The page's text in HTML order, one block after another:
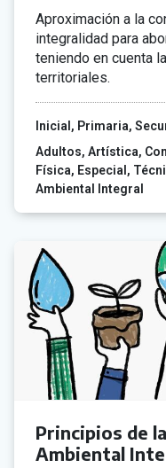
Aproximación a la
integralidad para
teniendo en cuenta
territoriales.
Inicial Primaria
Adultos Artística
Física
Especial
Ambiental Integral
Principios de
Ambiental